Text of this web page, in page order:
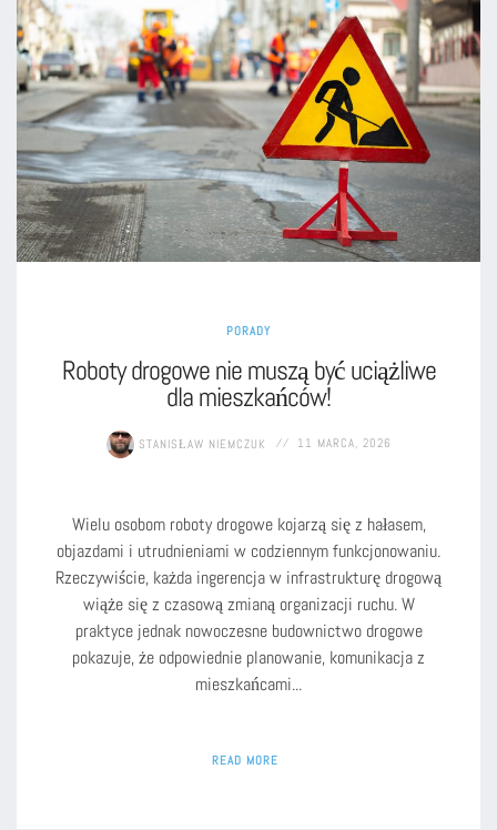
PORADY
Roboty drogowe nie muszą być uciążliwe
dla mieszkańców!
STANISŁAW NIEMCZUK 11 MARCA, 2026
Wielu osobom roboty drogowe kojarzą się z hałasem,
objazdami i utrudnieniami w codziennym funkcjonowaniu.
Rzeczywiście, każda ingerencja w infrastrukturę drogową
wiąże się z czasową zmianą organizacji ruchu. W
praktyce jednak nowoczesne budownictwo drogowe
pokazuje, że odpowiednie planowanie, komunikacja z
mieszkańcami...
READ MORE